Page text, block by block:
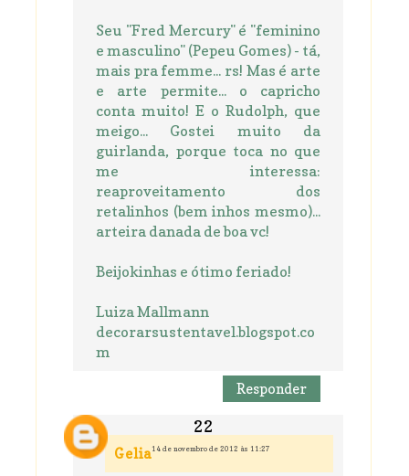
Seu "Fred Mercury" é "feminino
e masculino" (Pepeu Gomes) - tá,
mais pra femme... rs! Mas é arte
e arte permite... o capricho
conta muito! E o Rudolph, que
meigo... Gostei muito da
guirlanda, porque toca no que
me interessa:
reaproveitamento dos
retalinhos (bem inhos mesmo)...
arteira danada de boa vc!
Beijokinhas e ótimo feriado!
Luiza Mallmann
decorarsustentavel.blogspot.co
m
Responder
Gelia14 de novembro de 2012 às 11:27